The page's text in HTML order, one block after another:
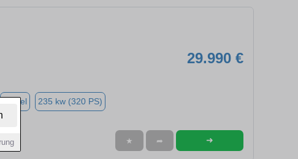
29.990 €
Diesel 235 kw (320 PS)
★ ➦ ➜